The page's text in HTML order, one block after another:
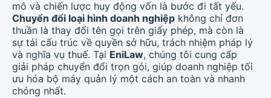
mô và chiến lược huy động vốn là bước đi tất yếu.
Chuyển đổi loại hình doanh nghiệp không chỉ đơn
thuần là thay đổi tên gọi trên giấy phép, mà còn là
sự tái cấu trúc về quyền sở hữu, trách nhiệm pháp lý
và nghĩa vụ thuế. Tại EniLaw, chúng tôi cung cấp
giải pháp chuyển đổi trọn gói, giúp doanh nghiệp tối
ưu hóa bộ máy quản lý một cách an toàn và nhanh
chóng nhất.